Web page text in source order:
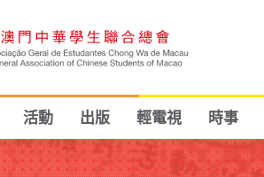
活動 出版 輕電視 時事